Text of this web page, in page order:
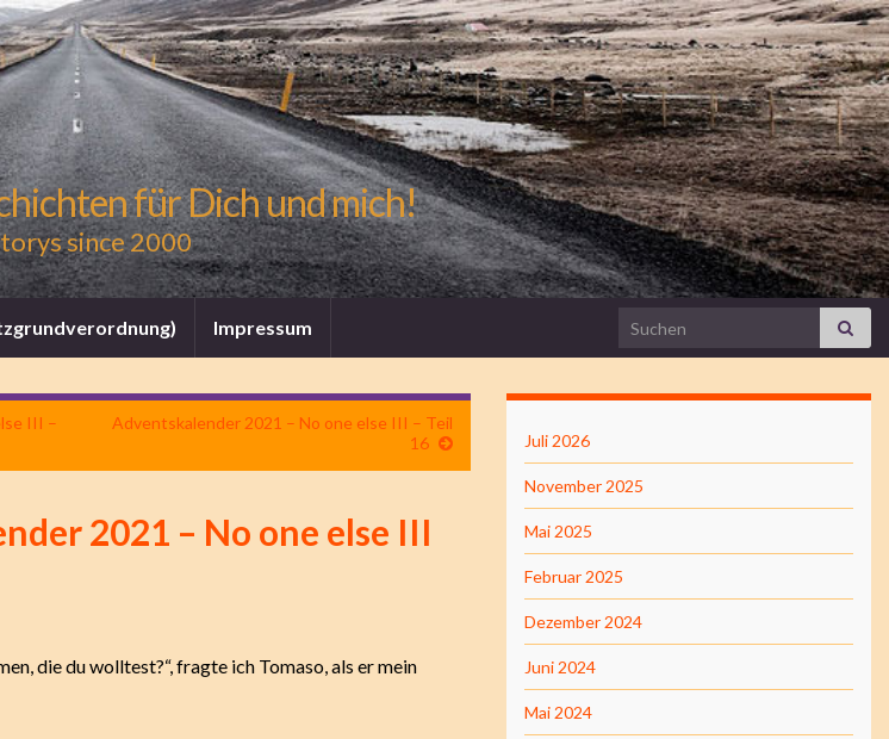
für Dich und mich!
since 2000
Impressum Search for:
III –
Adventskalender 2021 – No one else III – Teil
16
2021 – No one else III
die du wolltest?“, fragte ich Tomaso, als er mein
Juli 2026
November 2025
Mai 2025
Februar 2025
Dezember 2024
Juni 2024
Mai 2024